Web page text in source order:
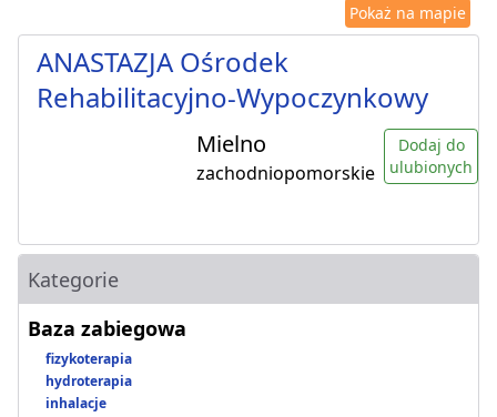
Pokaż na mapie
ANASTAZJA Ośrodek
Rehabilitacyjno-Wypoczynkowy
Mielno
zachodniopomorskie
Dodaj do
ulubionych
Kategorie
Baza zabiegowa
fizykoterapia
hydroterapia
inhalacje